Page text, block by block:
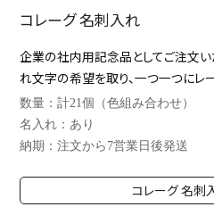
コレーグ 名刺入れ
企業の社内用記念品としてご注文い
れ文字の希望を取り、一つ一つにレ
数量：計21個（色組み合わせ）
名入れ：あり
納期：注文から7営業日後発送
コレーグ 名刺